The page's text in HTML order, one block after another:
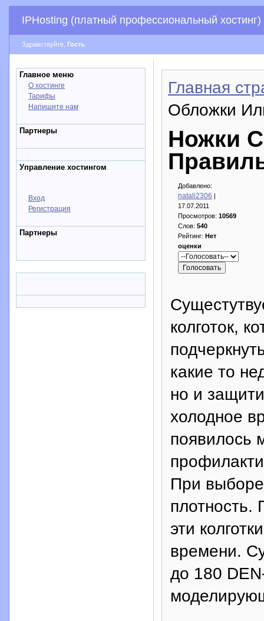
IPHosting (платный профессиональный хостинг)
Здравствуйте, Гость
Главное меню
О хостинге
Тарифы
Напишите нам
Партнеры
Управление хостингом
Вход
Регистрация
Партнеры
Главная
Обложки
Ножки
Добавлено:
natali2306 |
17.07.2011
Просмотров: 10569
Слов: 540
Рейтинг: Нет
оценки
колготок,
какие то
но и
холодное
появилось
При выборе
плотность.
эти
времени.
до 180